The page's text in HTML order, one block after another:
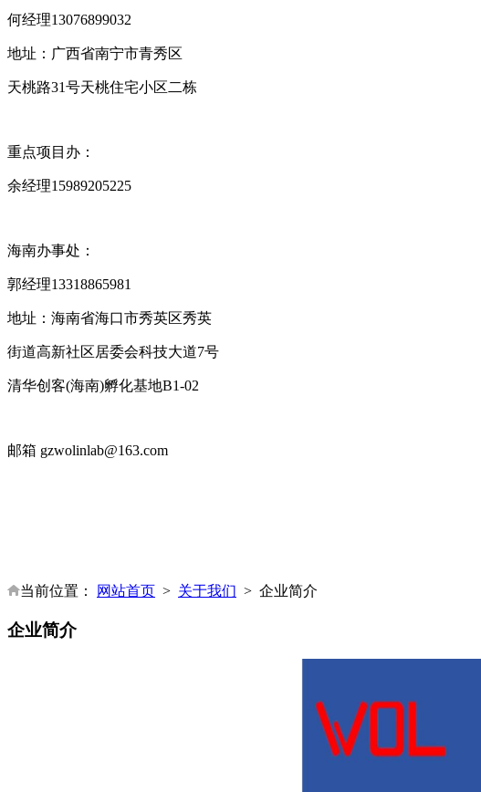
何经理‭13076899032‬
地址：广西省南宁市青秀区
天桃路31号天桃住宅小区二栋
重点项目办：
余经理15989205225
海南办事处：
郭经理13318865981
地址：海南省海口市秀英区秀英
街道高新社区居委会科技大道7号
清华创客(海南)孵化基地B1-02
邮箱 gzwolinlab@163.com
当前位置： 网站首页 > 关于我们 > 企业简介
企业简介